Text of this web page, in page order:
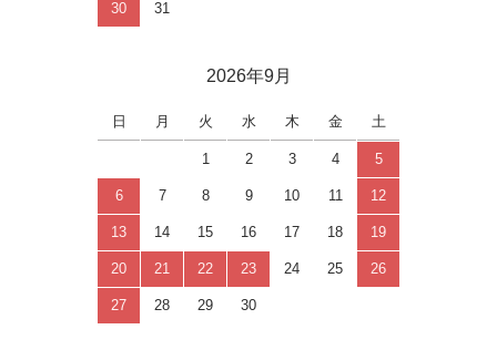
30 31
2026年9月
日 月 火 水 木 金 土
1 2 3 4 5
6 7 8 9 10 11 12
13 14 15 16 17 18 19
20 21 22 23 24 25 26
27 28 29 30